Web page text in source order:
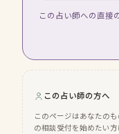
この占い師への直接
この占い師の方へ
このページはあなたの
の相談受付を始めたい方